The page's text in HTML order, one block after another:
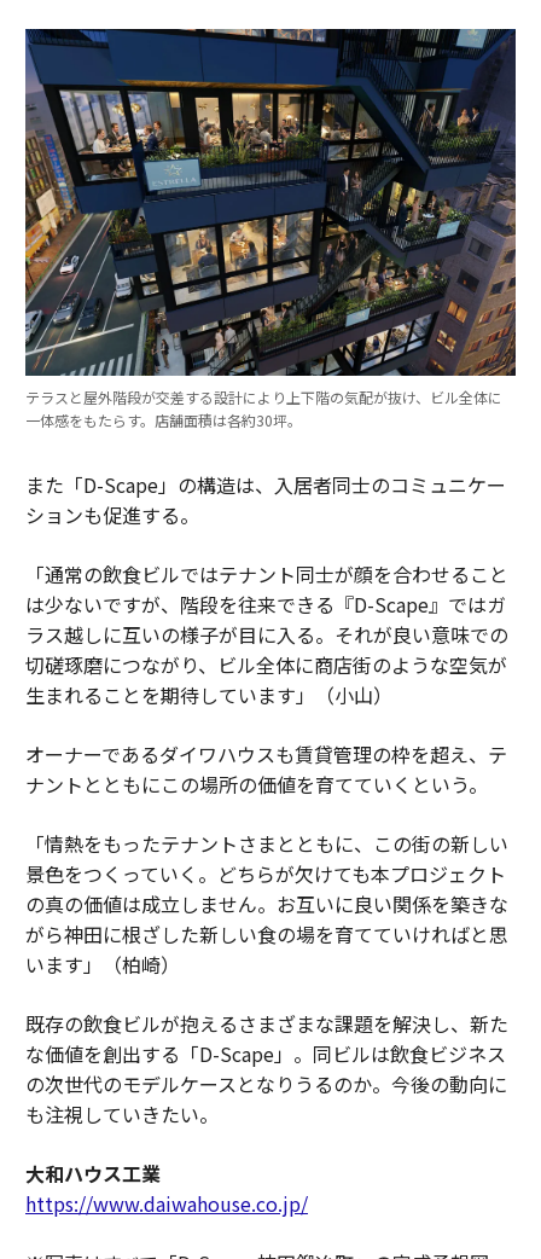
テラスと屋外階段が交差する設計により上下階の気配が抜け、ビル全体に
一体感をもたらす。店舗面積は各約30坪。
また「D-Scape」の構造は、入居者同士のコミュニケー
ションも促進する。
「通常の飲食ビルではテナント同士が顔を合わせること
は少ないですが、階段を往来できる『D-Scape』ではガ
ラス越しに互いの様子が目に入る。それが良い意味での
切磋琢磨につながり、ビル全体に商店街のような空気が
生まれることを期待しています」（小山）
オーナーであるダイワハウスも賃貸管理の枠を超え、テ
ナントとともにこの場所の価値を育てていくという。
「情熱をもったテナントさまとともに、この街の新しい
景色をつくっていく。どちらが欠けても本プロジェクト
の真の価値は成立しません。お互いに良い関係を築きな
がら神田に根ざした新しい食の場を育てていければと思
います」（柏崎）
既存の飲食ビルが抱えるさまざまな課題を解決し、新た
な価値を創出する「D-Scape」。同ビルは飲食ビジネス
の次世代のモデルケースとなりうるのか。今後の動向に
も注視していきたい。
大和ハウス工業
https://www.daiwahouse.co.jp/